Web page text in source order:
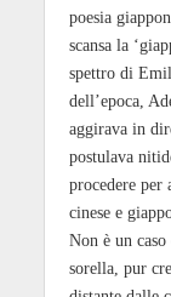
poesia
scansa la
spettro di
dell’epoca,
aggirava in
postulava
procedere per
cinese e
Non è un
sorella, pur